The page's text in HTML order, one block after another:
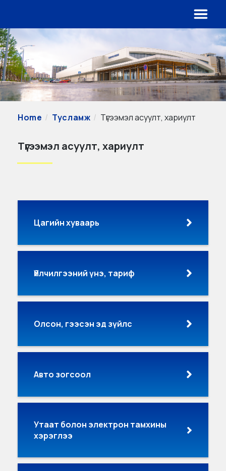
Home Тусламж Түгээмэл асуулт, хариулт
Түгээмэл асуулт, хариулт
Цагийн хуваарь
Үйлчилгээний үнэ, тариф
Олсон, гээсэн эд зүйлс
Авто зогсоол
Утаат болон электрон тамхины
хэрэглээ